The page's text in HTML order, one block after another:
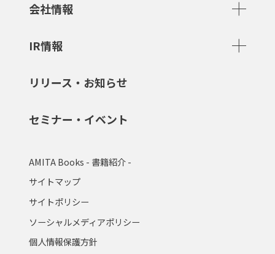
会社情報
IR情報
リリース・お知らせ
セミナー・イベント
AMITA Books - 書籍紹介 -
サイトマップ
サイトポリシー
ソーシャルメディアポリシー
個人情報保護方針